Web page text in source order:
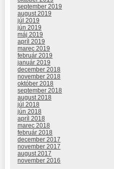
september 2019
august 2019
júl 2019
jún 2019
máj 2019
apríl 2019
marec 2019
február 2019
január 2019
december 2018
november 2018
október 2018
september 2018
august 2018
júl 2018
jún 2018
apríl 2018
marec 2018
február 2018
december 2017
november 2017
august 2017
november 2016